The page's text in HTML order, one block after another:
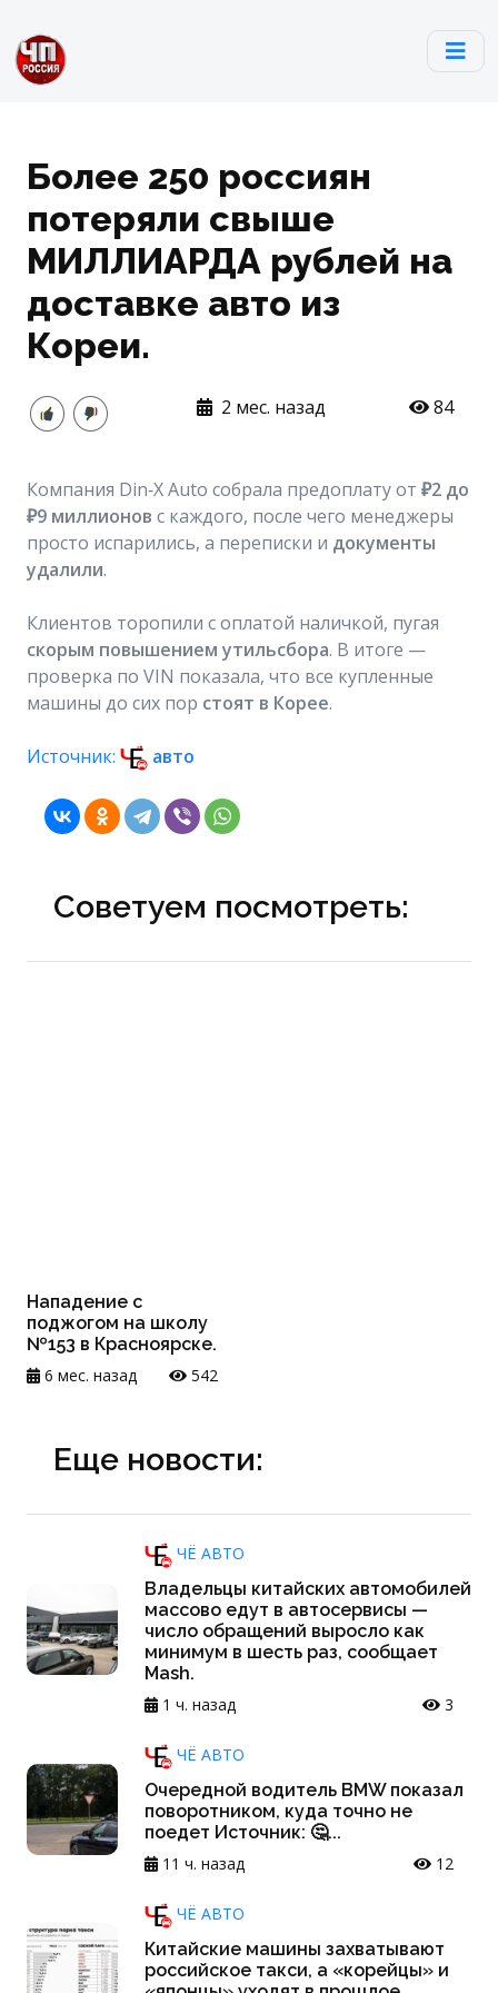
Более 250 россиян
потеряли свыше
МИЛЛИАРДА рублей на
доставке авто из
Кореи.
2 мес. назад 84
Компания Din‑X Auto собрала предоплату от ₽2 до
₽9 миллионов с каждого, после чего менеджеры
просто испарились, а переписки и документы
удалили.
Клиентов торопили с оплатой наличкой, пугая
скорым повышением утильсбора. В итоге —
проверка по VIN показала, что все купленные
машины до сих пор стоят в Корее.
Источник: авто
Советуем посмотреть:
Нападение с
поджогом на школу
№153 в Красноярске.
6 мес. назад
542
Еще новости:
ЧЁ АВТО
Владельцы китайских автомобилей
массово едут в автосервисы —
число обращений выросло как
минимум в шесть раз, сообщает
Mash.
1 ч. назад
3
ЧЁ АВТО
Очередной водитель BMW показал
поворотником, куда точно не
поедет Источник: 🤔...
11 ч. назад
12
ЧЁ АВТО
Китайские машины захватывают
российское такси, а «корейцы» и